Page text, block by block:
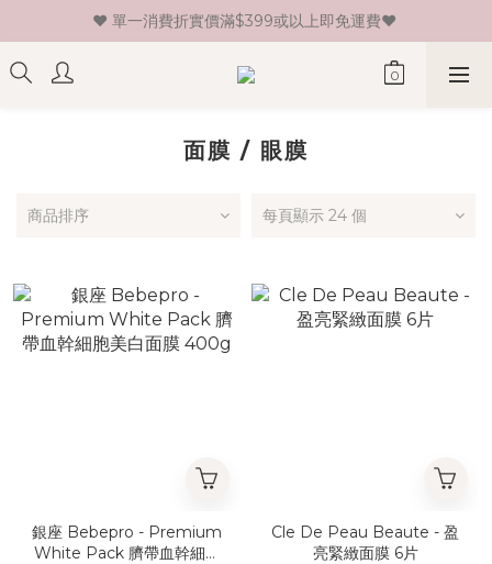
♥ 新會員登記即送HK$30 現金卷♥
♥ 單一消費折實價滿$399或以上即免運費♥
♥ 新會員登記即送HK$30 現金卷♥
面膜 / 眼膜
商品排序 每頁顯示 24 個
銀座 Bebepro - Premium
White Pack 臍帶血幹細胞
Cle De Peau Beaute - 盈
亮緊緻面膜 6片